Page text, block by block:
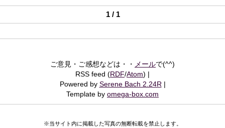
1 / 1
ご意見・ご感想などは・・ メールで(^^)
RSS feed (RDF/Atom)
Powered by Serene Bach 2.24R
Template by omega-box.com
※当サイト内に掲載した写真の無断転載を禁止します。